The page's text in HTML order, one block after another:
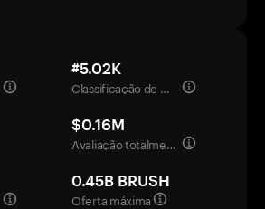
#5.02K
Classificação de mercado
$0.16M
Avaliação totalmente diluída
0.45B BRUSH
Oferta máxima